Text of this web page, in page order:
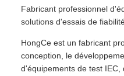
Fabricant professionnel
solutions d'essais de
HongCe est un fabricant
conception, le
d'équipements de test IEC,